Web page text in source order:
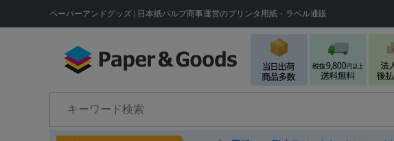
ペーパーアンドグッズ | 日本紙パルプ商事運営のプリンタ用紙・ラベル通販